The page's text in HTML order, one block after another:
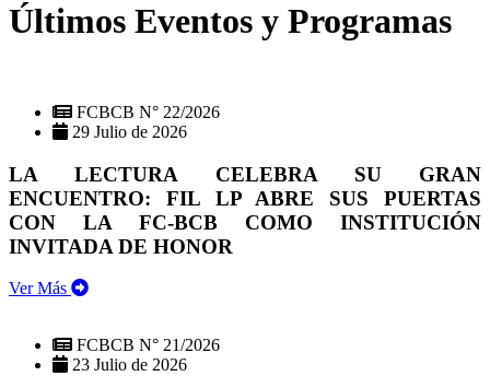
Últimos Eventos y Programas
FCBCB N° 22/2026
29 Julio de 2026
LA LECTURA CELEBRA SU GRAN
ENCUENTRO: FIL LP ABRE SUS PUERTAS
CON LA FC-BCB COMO INSTITUCIÓN
INVITADA DE HONOR
Ver Más
FCBCB N° 21/2026
23 Julio de 2026